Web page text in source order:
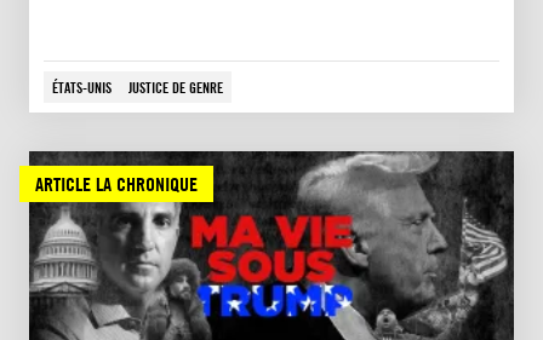
ÉTATS-UNIS JUSTICE DE GENRE
ARTICLE LA CHRONIQUE